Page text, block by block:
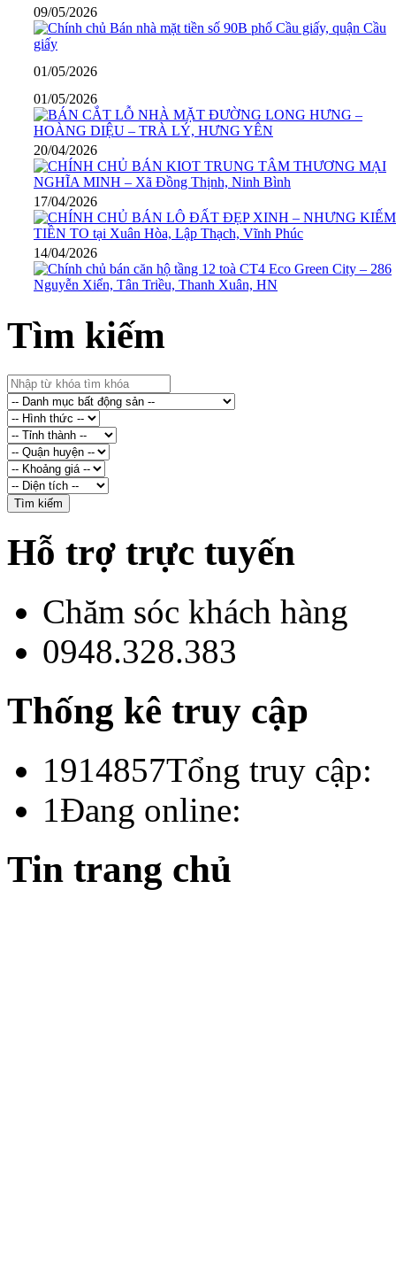
09/05/2026
01/05/2026
01/05/2026
20/04/2026
17/04/2026
14/04/2026
Tìm kiếm
Hỗ trợ trực tuyến
Chăm sóc khách hàng
0948.328.383
Thống kê truy cập
1914857Tổng truy cập:
1Đang online:
Tin trang chủ